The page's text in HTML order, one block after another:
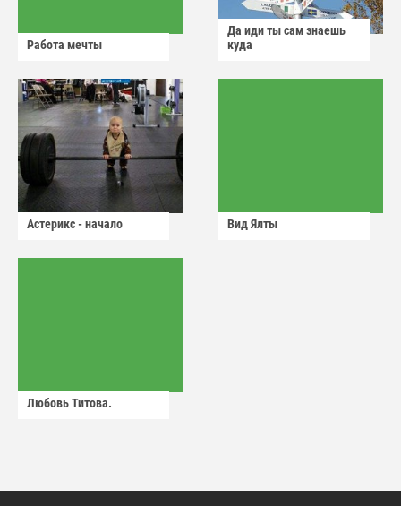
Работа мечты
Да иди ты сам знаешь
куда
Астерикс - начало Вид Ялты
Любовь Титова.